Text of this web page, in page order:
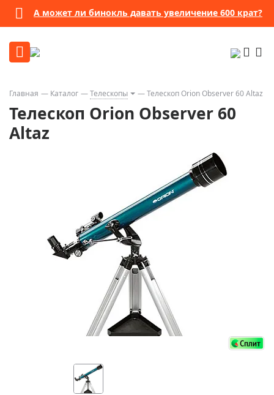
А может ли бинокль давать увеличение 600 крат?
Главная Каталог Телескопы Телескоп Orion Observer 60 Altaz
Телескоп Orion Observer 60
Altaz